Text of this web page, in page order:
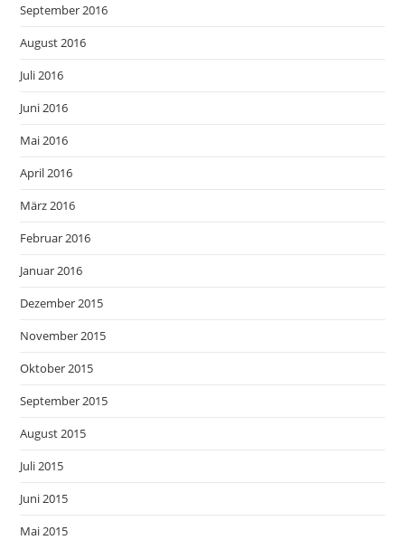
September 2016
August 2016
Juli 2016
Juni 2016
Mai 2016
April 2016
März 2016
Februar 2016
Januar 2016
Dezember 2015
November 2015
Oktober 2015
September 2015
August 2015
Juli 2015
Juni 2015
Mai 2015